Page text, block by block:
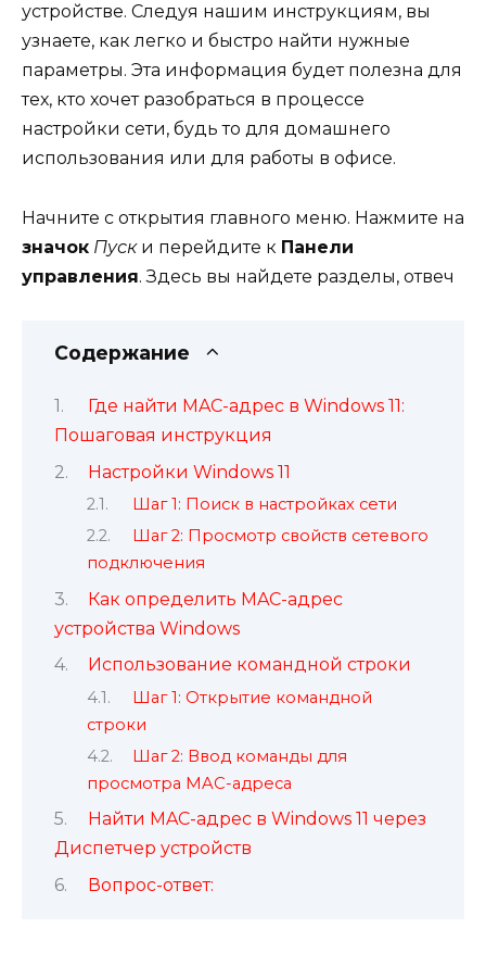
устройстве. Следуя нашим инструкциям, вы
узнаете, как легко и быстро найти нужные
параметры. Эта информация будет полезна для
тех, кто хочет разобраться в процессе
настройки сети, будь то для домашнего
использования или для работы в офисе.
Начните с открытия главного меню. Нажмите на
значок Пуски перейдите к Панели
управления. Здесь вы найдете разделы, отвеч
Содержание
Где найти MAC-адрес в Windows 11:
Пошаговая инструкция
Настройки Windows 11
Шаг 1: Поиск в настройках сети
Шаг 2: Просмотр свойств сетевого
подключения
Как определить MAC-адрес
устройства Windows
Использование командной строки
Шаг 1: Открытие командной
строки
Шаг 2: Ввод команды для
просмотра MAC-адреса
Найти MAC-адрес в Windows 11 через
Диспетчер устройств
Вопрос-ответ: